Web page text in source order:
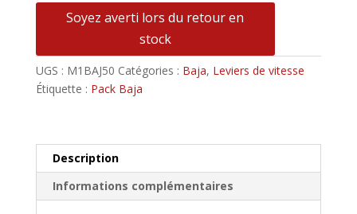
vitesse
MécaShifter
50cm
-
Pour
Road
Soyez averti lors du retour en
stock
UGS : M1BAJ50 Catégories : Baja, Leviers de vitesse
Étiquette : Pack Baja
Description
Informations complémentaires